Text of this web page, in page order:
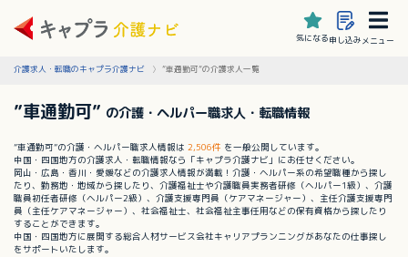
気になる申し込みメニュー
介護求人・転職のキャプラ介護ナビ ”車通勤可”の介護求人一覧
”車通勤可” の介護・ヘルパー職求人・転職情報
”車通勤可”の介護・ヘルパー職求人情報は 2,506件 を一般公開しています。
中国・四国地方の介護求人・転職情報なら「キャプラ介護ナビ」にお任せください。
岡山・広島・香川・愛媛などの介護求人情報が満載！介護・ヘルパー系の希望職種から探し
たり、勤務地・地域から探したり、介護福祉士や介護職員実務者研修（ヘルパー1級）、介護
職員初任者研修（ヘルパー2級）、介護支援専門員（ケアマネージャー）、主任介護支援専門
員（主任ケアマネージャー）、社会福祉士、社会福祉主事任用などの保有資格から探したり
することができます。
中国・四国地方に展開する総合人材サービス会社キャリアプランニングがあなたの仕事探し
をサポートいたします。